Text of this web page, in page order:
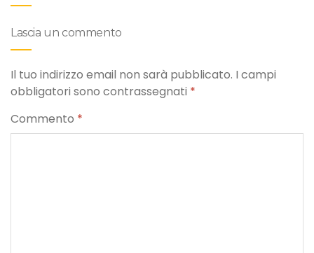
Lascia un commento
Il tuo indirizzo email non sarà pubblicato. I campi
obbligatori sono contrassegnati *
Commento *